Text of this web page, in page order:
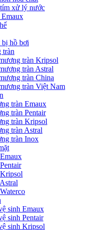
xử lý nước
hồ bơi
tràn
tràn Kripsol
tràn Astral
tràn China
tràn Việt Nam
tràn Emaux
tràn Pentair
tràn Kripsol
tràn Astral
tràn Inox
sinh Emaux
sinh Pentair
sinh Kripsol